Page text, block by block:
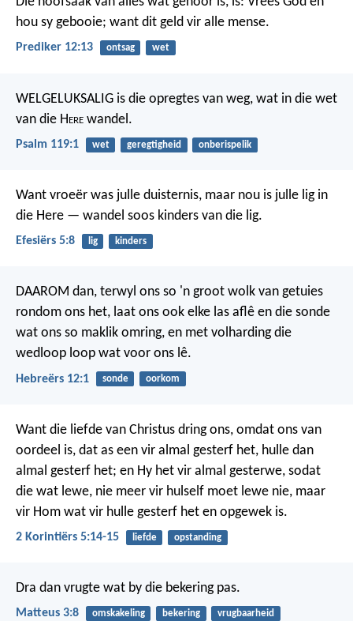
hou sy gebooie; want dit geld vir alle mense.
Prediker 12:13 ontsag wet
WELGELUKSALIG is die opregtes van weg, wat in die wet
van die Here wandel.
Psalm 119:1 wet geregtigheid onberispelik
Want vroeër was julle duisternis, maar nou is julle lig in
die Here — wandel soos kinders van die lig.
Efesiërs 5:8 lig kinders
DAAROM dan, terwyl ons so 'n groot wolk van getuies
rondom ons het, laat ons ook elke las aflê en die sonde
wat ons so maklik omring, en met volharding die
wedloop loop wat voor ons lê.
Hebreërs 12:1 sonde oorkom
Want die liefde van Christus dring ons, omdat ons van
oordeel is, dat as een vir almal gesterf het, hulle dan
almal gesterf het; en Hy het vir almal gesterwe, sodat
die wat lewe, nie meer vir hulself moet lewe nie, maar
vir Hom wat vir hulle gesterf het en opgewek is.
2 Korintiërs 5:14-15 liefde opstanding
Dra dan vrugte wat by die bekering pas.
Matteus 3:8 omskakeling bekering vrugbaarheid